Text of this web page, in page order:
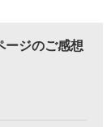
ージのご感想